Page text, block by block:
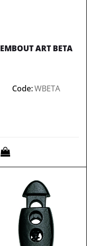
EMBOUT ART BETA
Code:WBETA
Quantità